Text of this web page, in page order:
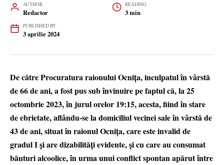
AUTHOR
Redactor
READING
3 min
PUBLISHED BY
3 aprilie 2024
De către Procuratura raionului Ocnița, inculpatul în vârstă
de 66 de ani, a fost pus sub învinuire pe faptul că, la 25
octombrie 2023, în jurul orelor 19:15, acesta, fiind în stare
de ebrietate, aflându-se la domiciliul vecinei sale în vârstă de
43 de ani, situat în raionul Ocniţa, care este invalid de
gradul I și are dizabilități evidente, și cu care au consumat
băuturi alcoolice, în urma unui conflict spontan apărut între